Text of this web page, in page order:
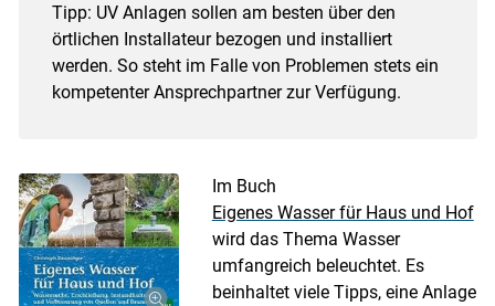
Tipp: UV Anlagen sollen am besten über den
örtlichen Installateur bezogen und installiert
werden. So steht im Falle von Problemen stets ein
kompetenter Ansprechpartner zur Verfügung.
Im Buch
Eigenes Wasser für Haus und Hof
wird das Thema Wasser
umfangreich beleuchtet. Es
beinhaltet viele Tipps, eine Anlage